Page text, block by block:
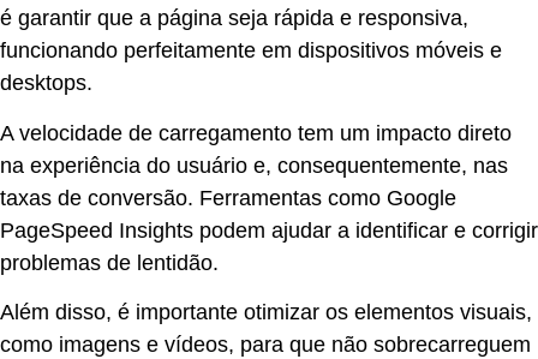
é garantir que a página seja rápida e responsiva,
funcionando perfeitamente em dispositivos móveis e
desktops.
A velocidade de carregamento tem um impacto direto
na experiência do usuário e, consequentemente, nas
taxas de conversão. Ferramentas como Google
PageSpeed Insights podem ajudar a identificar e corrigir
problemas de lentidão.
Além disso, é importante otimizar os elementos visuais,
como imagens e vídeos, para que não sobrecarreguem